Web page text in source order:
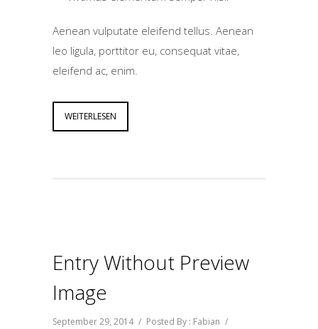
Aenean vulputate eleifend tellus. Aenean
leo ligula, porttitor eu, consequat vitae,
eleifend ac, enim.
WEITERLESEN
Entry Without Preview
Image
September 29, 2014 / Posted By : Fabian /